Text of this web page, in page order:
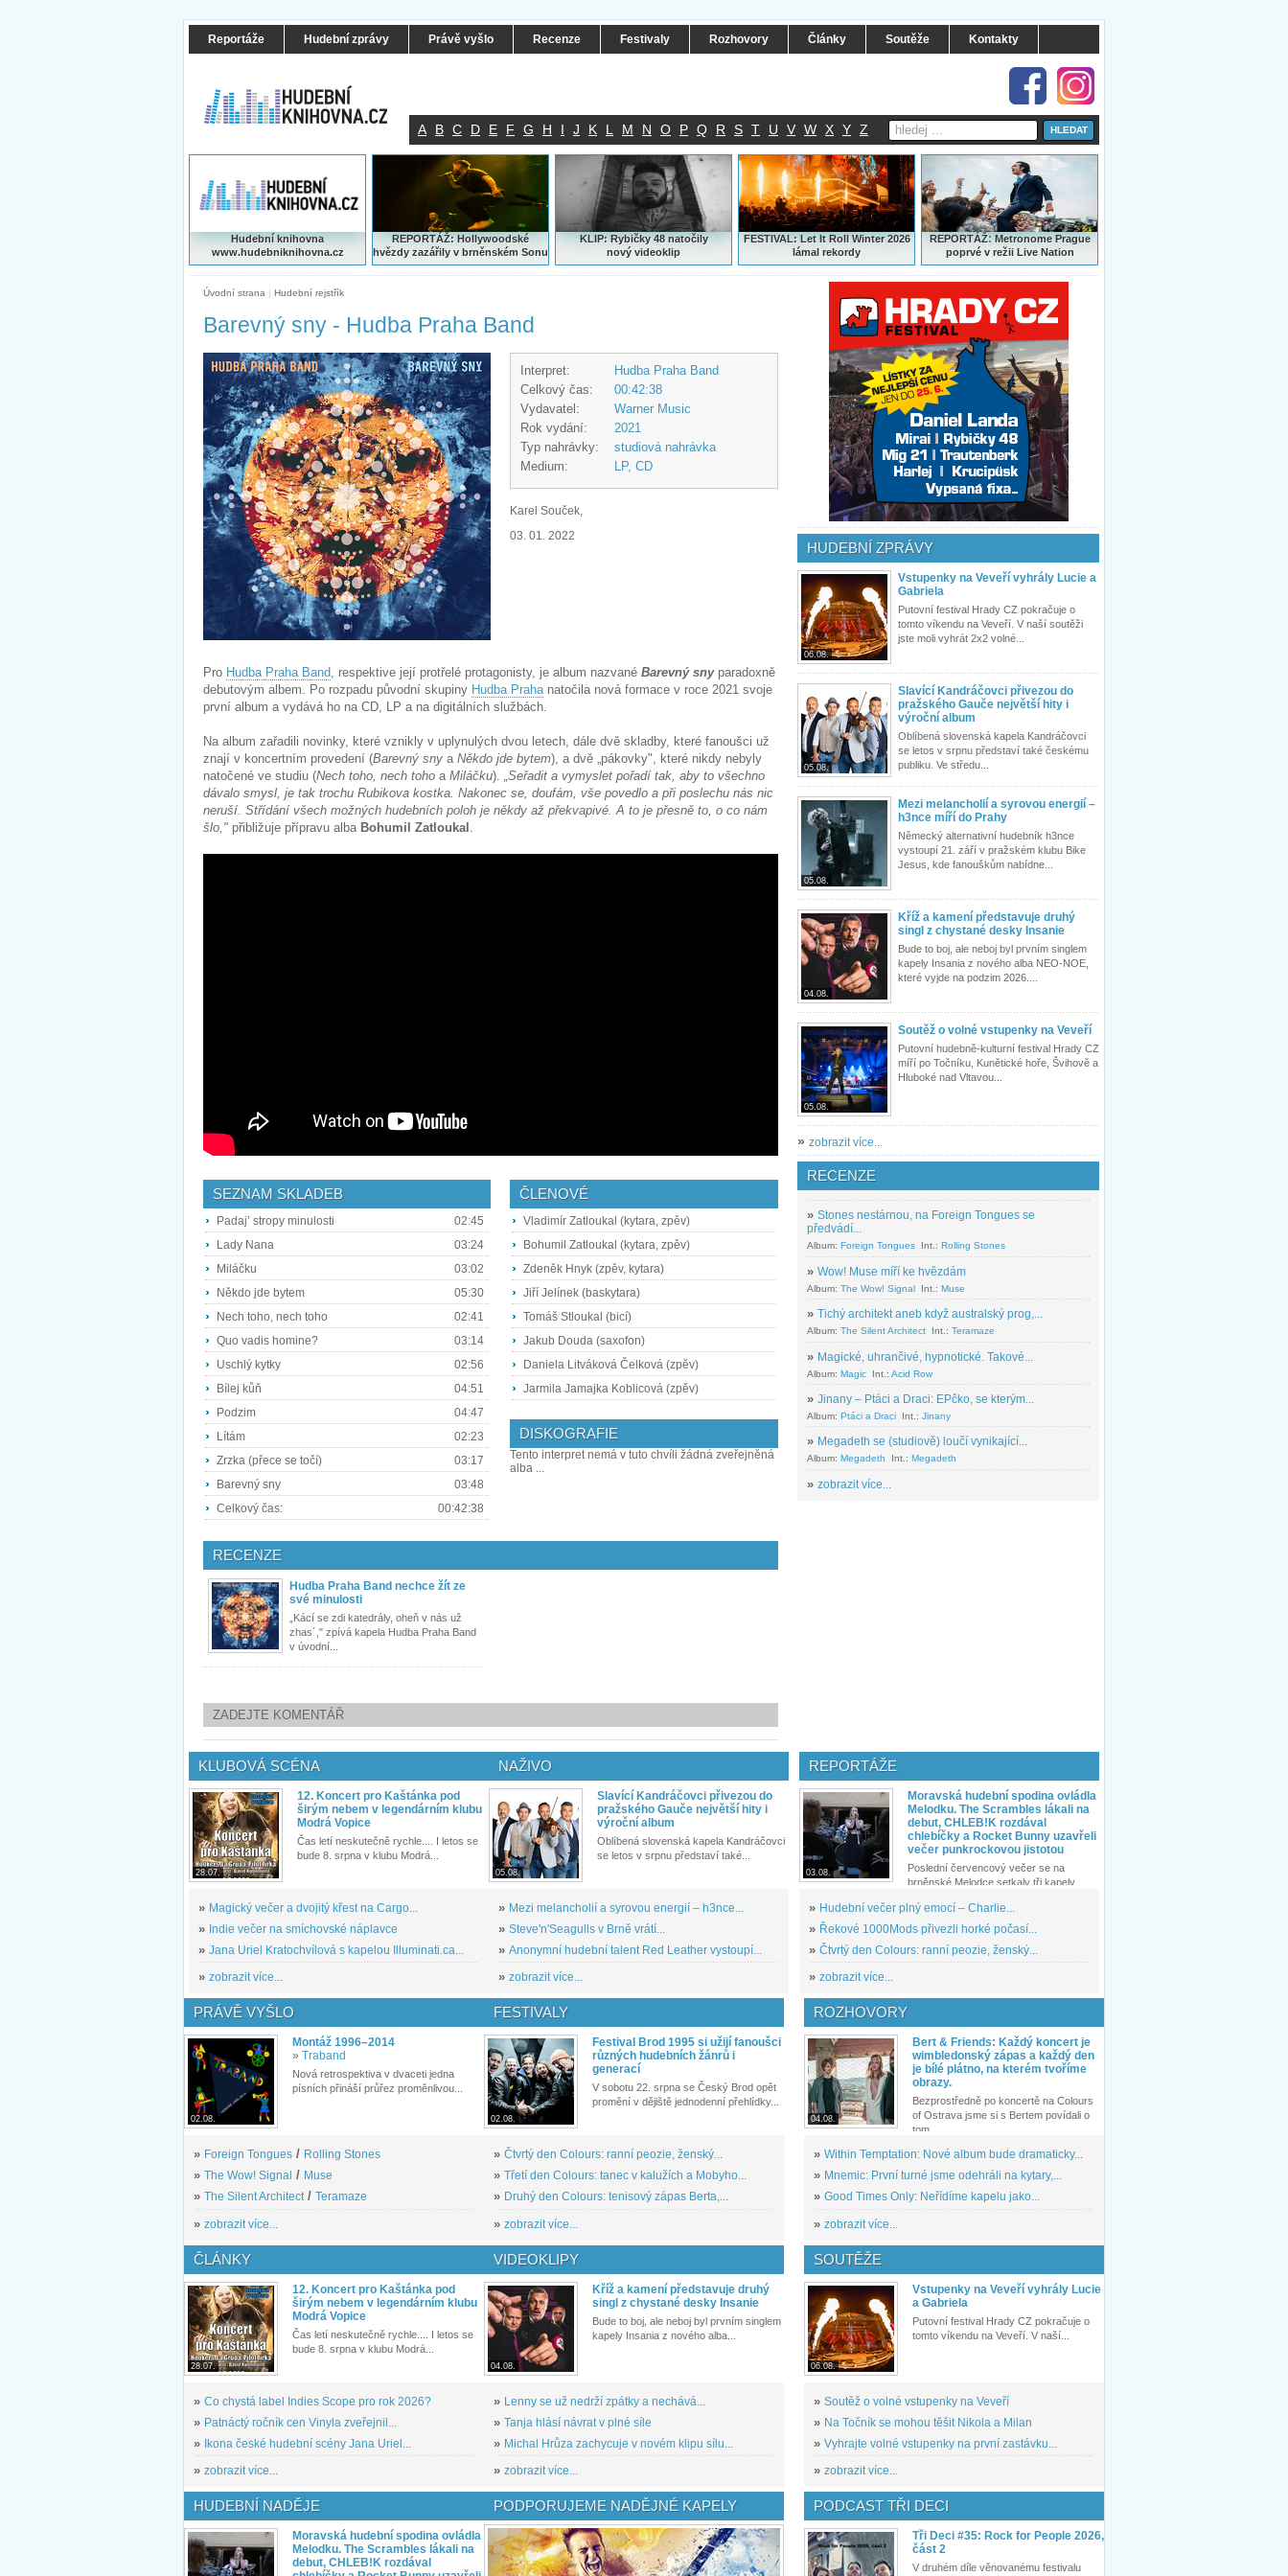
Reportáže Hudební zprávy Právě vyšlo Recenze Festivaly Rozhovory Články Soutěže Kontakty
A B C D E F G H I J K L M N O P Q R S T U V W X Y Z
Hudební knihovna
www.hudebniknihovna.cz
REPORTÁŽ: Hollywoodské
hvězdy zazářily v brněnském Sonu
KLIP: Rybičky 48 natočily
nový videoklip
FESTIVAL: Let It Roll Winter 2026
lámal rekordy
REPORTÁŽ:Metronome Prague
poprvé v režii Live Nation
Úvodní strana | Hudební rejstřík
Barevný sny - Hudba Praha Band
Interpret:
Hudba Praha Band
Celkový čas:
00:42:38
Vydavatel:
Warner Music
Rok vydání:
2021
Typ nahrávky:
studiová nahrávka
Medium:
LP, CD
Karel Souček,
03. 01. 2022
Pro Hudba Praha Band, respektive její protřelé protagonisty, je album nazvané Barevný snyparadoxně
debutovým albem. Po rozpadu původní skupiny Hudba Prahanatočila nová formace v roce 2021 svoje
první album a vydává ho na CD, LP a na digitálních službách.
Na album zařadili novinky, které vznikly v uplynulých dvou letech, dále dvě skladby, které fanoušci už
znají v koncertním provedení (Barevný sny a Někdo jde bytem), a dvě „pákovky", které nikdy nebyly
natočené ve studiu (Nech toho, nech toho a Miláčku). „Seřadit a vymyslet pořadí tak, aby to všechno
dávalo smysl, je tak trochu Rubikova kostka. Nakonec se, doufám, vše povedlo a při poslechu nás nic
neruší. Střídání všech možných hudebních poloh je někdy až překvapivé. A to je přesně to, o co nám
šlo," přibližuje přípravu alba Bohumil Zatloukal .
SEZNAM SKLADEB
Padaj’ stropy minulosti
02:45
Lady Nana
03:24
Miláčku
03:02
Někdo jde bytem
05:30
Nech toho, nech toho
02:41
Quo vadis homine?
03:14
Uschlý kytky
02:56
Bílej kůň
04:51
Podzim
04:47
Lítám
02:23
Zrzka (přece se točí)
03:17
Barevný sny
03:48
Celkový čas:
00:42:38
ČLENOVÉ
Vladimír Zatloukal (kytara, zpěv)
Bohumil Zatloukal (kytara, zpěv)
Zdeněk Hnyk (zpěv, kytara)
Jiří Jelínek (baskytara)
Tomáš Stloukal (bicí)
Jakub Douda (saxofon)
Daniela Litváková Čelková (zpěv)
Jarmila Jamajka Koblicová (zpěv)
DISKOGRAFIE
Tento interpret nemá v tuto chvíli žádná zveřejněná
alba ...
RECENZE
Hudba Praha Band nechce žít ze
své minulosti
„Kácí se zdi katedrály, oheň v nás už
zhas´," zpívá kapela Hudba Praha Band
v úvodní...
ZADEJTE KOMENTÁŘ
HUDEBNÍ ZPRÁVY
06.08.
Vstupenky na Veveří vyhrály Lucie a
Gabriela
Putovní festival Hrady CZ pokračuje o
tomto víkendu na Veveří. V naší soutěži
jste moli vyhrát 2x2 volné...
05.08.
Slavící Kandráčovci přivezou do
pražského Gauče největší hity i
výroční album
Oblíbená slovenská kapela Kandráčovci
se letos v srpnu představí také českému
publiku. Ve středu...
05.08.
Mezi melancholií a syrovou energií –
h3nce míří do Prahy
Německý alternativní hudebník h3nce
vystoupí 21. září v pražském klubu Bike
Jesus, kde fanouškům nabídne...
04.08.
Kříž a kamení představuje druhý
singl z chystané desky Insanie
Bude to boj, ale neboj byl prvním singlem
kapely Insania z nového alba NEO-NOE,
které vyjde na podzim 2026....
05.08.
Soutěž o volné vstupenky na Veveří
Putovní hudebně-kulturní festival Hrady CZ
míří po Točníku, Kunětické hoře, Švihově a
Hluboké nad Vltavou...
» zobrazit více...
RECENZE
» Stones nestárnou, na Foreign Tongues se
předvádí...
Album: Foreign Tongues Int.: Rolling Stones
» Wow! Muse míří ke hvězdám
Album: The Wow! Signal Int.: Muse
» Tichý architekt aneb když australský prog,...
Album: The Silent Architect Int.: Teramaze
» Magické, uhrančivé, hypnotické. Takové...
Album: Magic Int.: Acid Row
» Jinany – Ptáci a Draci: EPčko, se kterým...
Album: Ptáci a Draci Int.: Jinany
» Megadeth se (studiově) loučí vynikající...
Album: Megadeth Int.: Megadeth
» zobrazit více...
KLUBOVÁ SCÉNA
28.07.
12. Koncert pro Kaštánka pod
širým nebem v legendárním klubu
Modrá Vopice
Čas letí neskutečně rychle.... I letos se
bude 8. srpna v klubu Modrá...
» Magický večer a dvojitý křest na Cargo...
» Indie večer na smíchovské náplavce
» Jana Uriel Kratochvílová s kapelou Illuminati.ca...
» zobrazit více...
NAŽIVO
05.08.
Slavící Kandráčovci přivezou do
pražského Gauče největší hity i
výroční album
Oblíbená slovenská kapela Kandráčovci
se letos v srpnu představí také...
» Mezi melancholií a syrovou energií – h3nce...
» Steve'n'Seagulls v Brně vrátí...
» Anonymní hudební talent Red Leather vystoupí...
» zobrazit více...
REPORTÁŽE
03.08.
Moravská hudební spodina ovládla
Melodku. The Scrambles lákali na
debut, CHLEB!K rozdával
chlebíčky a Rocket Bunny uzavřeli
večer punkrockovou jistotou
Poslední červencový večer se na
brněnské Melodce setkaly tři kapely...
» Hudební večer plný emocí – Charlie...
» Řekové 1000Mods přivezli horké počasí...
» Čtvrtý den Colours: ranní peozie, ženský...
» zobrazit více...
PRÁVĚ VYŠLO
02.08.
Montáž 1996–2014
» Traband
Nová retrospektiva v dvaceti jedna
písních přináší průřez proměnlivou...
» Foreign Tongues / Rolling Stones
» The Wow! Signal / Muse
» The Silent Architect/ Teramaze
» zobrazit více...
FESTIVALY
02.08.
Festival Brod 1995 si užijí fanoušci
různých hudebních žánrů i
generací
V sobotu 22. srpna se Český Brod opět
promění v dějiště jednodenní přehlídky...
» Čtvrtý den Colours: ranní peozie, ženský...
» Třetí den Colours: tanec v kalužích a Mobyho...
» Druhý den Colours: tenisový zápas Berta,...
» zobrazit více...
ROZHOVORY
04.08.
Bert & Friends: Každý koncert je
wimbledonský zápas a každý den
je bílé plátno, na kterém tvoříme
obrazy.
Bezprostředně po koncertě na Colours
of Ostrava jsme si s Bertem povídali o
tom,...
» Within Temptation: Nové album bude dramaticky...
» Mnemic: První turné jsme odehráli na kytary,...
» Good Times Only: Neřídíme kapelu jako...
» zobrazit více...
ČLÁNKY
28.07.
12. Koncert pro Kaštánka pod
širým nebem v legendárním klubu
Modrá Vopice
Čas letí neskutečně rychle.... I letos se
bude 8. srpna v klubu Modrá...
» Co chystá label Indies Scope pro rok 2026?
» Patnáctý ročník cen Vinyla zveřejnil...
» Ikona české hudební scény Jana Uriel...
» zobrazit více...
VIDEOKLIPY
04.08.
Kříž a kamení představuje druhý
singl z chystané desky Insanie
Bude to boj, ale neboj byl prvním singlem
kapely Insania z nového alba...
» Lenny se už nedrží zpátky a nechává...
» Tanja hlásí návrat v plné síle
» Michal Hrůza zachycuje v novém klipu sílu...
» zobrazit více...
SOUTĚŽE
06.08.
Vstupenky na Veveří vyhrály Lucie
a Gabriela
Putovní festival Hrady CZ pokračuje o
tomto víkendu na Veveří. V naší...
» Soutěž o volné vstupenky na Veveří
» Na Točník se mohou těšit Nikola a Milan
» Vyhrajte volné vstupenky na první zastávku...
» zobrazit více...
HUDEBNÍ NADĚJE
Moravská hudební spodina ovládla
Melodku. The Scrambles lákali na
debut, CHLEB!K rozdával
PODPORUJEME NADĚJNÉ KAPELY PODCAST TŘI DECI
Tři Deci #35: Rock for People 2026,
část 2
V druhém díle věnovanému festivalu